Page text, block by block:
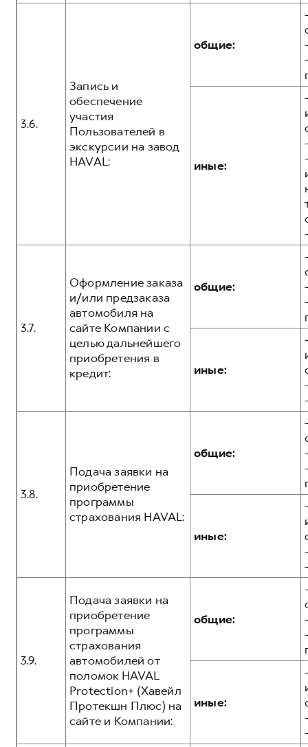
3.6.
Запись и
обеспечение
участия
Пользователей в
экскурсии на завод
HAVAL:
общие:
иные:
3.7.
Оформление заказа
и/или предзаказа
автомобиля на
сайте Компании с
целью дальнейшего
приобретения в
кредит:
общие:
иные:
3.8.
Подача заявки на
приобретение
программы
страхования HAVAL:
общие:
иные:
3.9.
Подача заявки на
приобретение
программы
страхования
автомобилей от
поломок HAVAL
Protection+ (Хавейл
Протекшн Плюс) на
сайте и Компании:
общие:
иные: